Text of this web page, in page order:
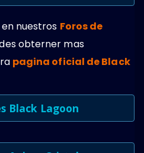
nuestros Foros de
obterner mas
pagina oficial de Black
Black Lagoon